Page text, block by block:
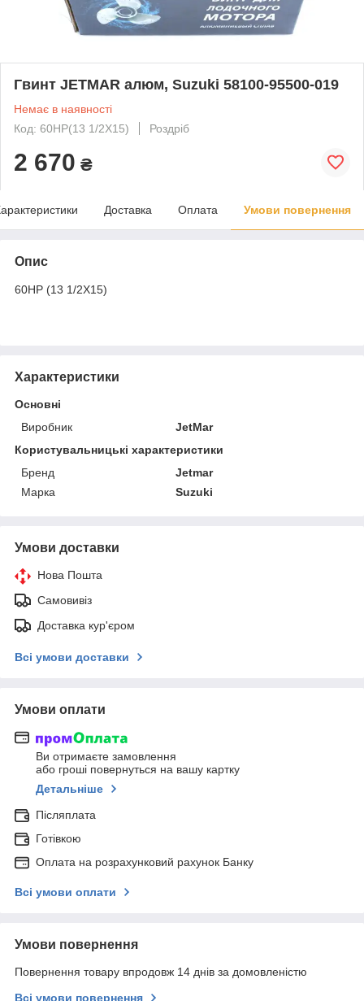
Гвинт JETMAR алюм, Suzuki 58100-95500-019
Немає в наявності
Код: 60HP(13 1/2X15)
Роздріб
2 670 ₴
Доставка Оплата Умови повернення
Опис
60HP (13 1/2X15)
Характеристики
Основні
Виробник
JetMar
Користувальницькі характеристики
Бренд
Jetmar
Марка
Suzuki
Умови доставки
Нова Пошта
Самовивіз
Доставка кур'єром
Всі умови доставки
Умови оплати
Ви отримаєте замовлення
або гроші повернуться на вашу картку
Детальніше
Післяплата
Готівкою
Оплата на розрахунковий рахунок Банку
Всі умови оплати
Умови повернення
Повернення товару впродовж 14 днів за домовленістю
Всі умови повернення